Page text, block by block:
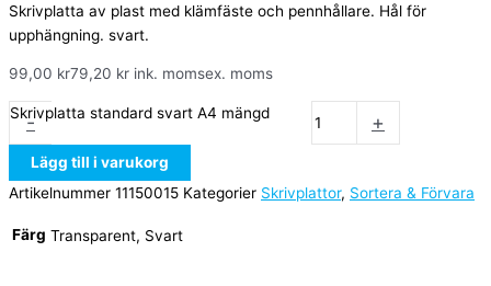
Skrivplatta av plast med klämfäste och pennhållare. Hål för
upphängning. svart.
99,00 kr79,20 kr ink. momsex. moms
-
Skrivplatta standard svart A4 mängd +
Lägg till i varukorg
Artikelnummer 11150015 Kategorier Skrivplattor, Sortera & Förvara
Färg Transparent, Svart